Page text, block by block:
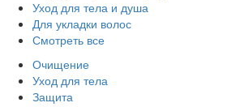
Уход для тела и душа
Для укладки волос
Смотреть все
Очищение
Уход для тела
Защита